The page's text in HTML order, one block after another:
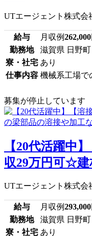
UTエージェント株式会
給与 月収例262,000
勤務地
滋賀県 日野町
寮・社宅 あり
仕事内容 機械系工場で
募集が停止しています
【20代活躍中
収29万円可☆建
UTエージェント株式会
給与 月収例293,000
勤務地
滋賀県 日野町
寮・社宅 あり